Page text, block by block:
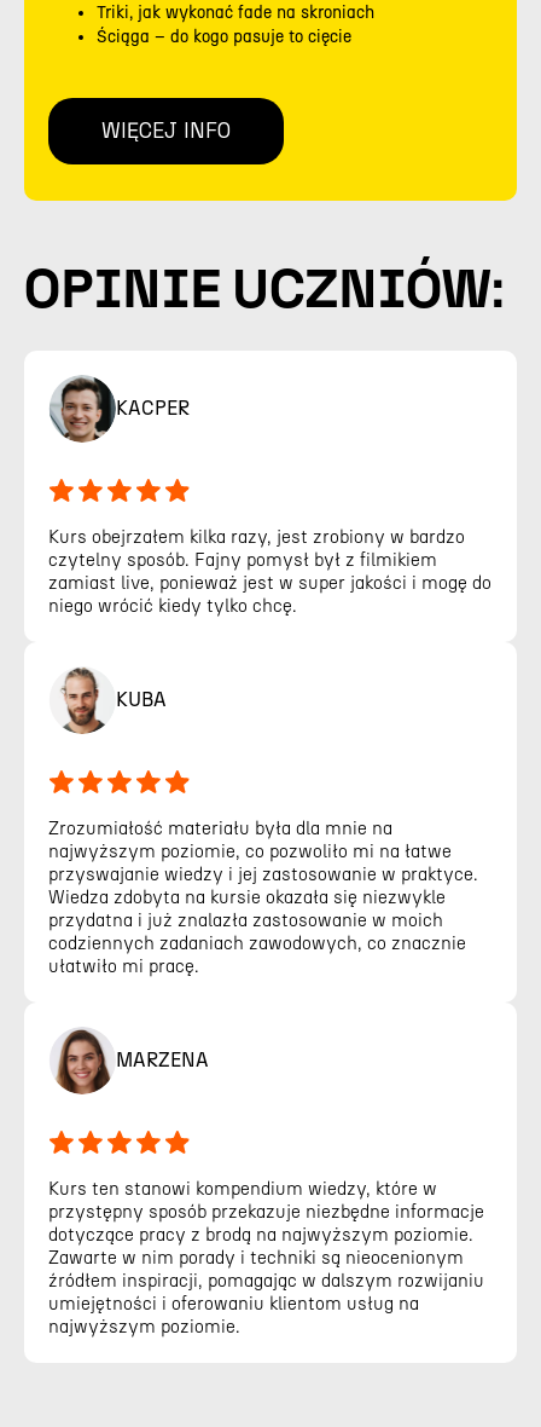
Triki, jak wykonać fade na skroniach
Ściąga – do kogo pasuje to cięcie
WIĘCEJ INFO
OPINIE UCZNIÓW:
KACPER
Kurs obejrzałem kilka razy, jest zrobiony w bardzo
czytelny sposób. Fajny pomysł był z filmikiem
zamiast live, ponieważ jest w super jakości i mogę do
niego wrócić kiedy tylko chcę.
KUBA
Zrozumiałość materiału była dla mnie na
najwyższym poziomie, co pozwoliło mi na łatwe
przyswajanie wiedzy i jej zastosowanie w praktyce.
Wiedza zdobyta na kursie okazała się niezwykle
przydatna i już znalazła zastosowanie w moich
codziennych zadaniach zawodowych, co znacznie
ułatwiło mi pracę.
MARZENA
Kurs ten stanowi kompendium wiedzy, które w
przystępny sposób przekazuje niezbędne informacje
dotyczące pracy z brodą na najwyższym poziomie.
Zawarte w nim porady i techniki są nieocenionym
źródłem inspiracji, pomagając w dalszym rozwijaniu
umiejętności i oferowaniu klientom usług na
najwyższym poziomie.